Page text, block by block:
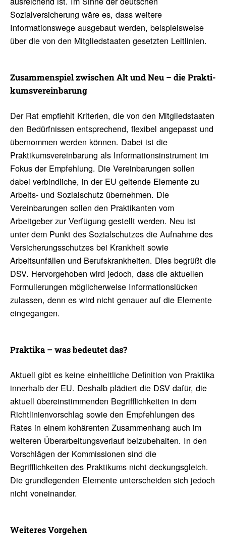
Sozialversicherung wäre es, dass weitere
Informationswege ausgebaut werden, beispielsweise
über die von den Mitgliedstaaten gesetzten Leitlinien.
Zusam­men­spiel zwischen Alt und Neu – die Prak­ti­
kums­ver­ein­ba­rung
Der Rat empfiehlt Kriterien, die von den Mitgliedstaaten
den Bedürfnissen entsprechend, flexibel angepasst und
übernommen werden können. Dabei ist die
Praktikumsvereinbarung als Informationsinstrument im
Fokus der Empfehlung. Die Vereinbarungen sollen
dabei verbindliche, in der EU geltende Elemente zu
Arbeits- und Sozialschutz übernehmen. Die
Vereinbarungen sollen den Praktikanten vom
Arbeitgeber zur Verfügung gestellt werden. Neu ist
unter dem Punkt des Sozialschutzes die Aufnahme des
Versicherungsschutzes bei Krankheit sowie
Arbeitsunfällen und Berufskrankheiten. Dies begrüßt die
DSV. Hervorgehoben wird jedoch, dass die aktuellen
Formulierungen möglicherweise Informationslücken
zulassen, denn es wird nicht genauer auf die Elemente
eingegangen.
Prak­tika – was bedeutet das?
Aktuell gibt es keine einheitliche Definition von Praktika
innerhalb der EU. Deshalb plädiert die DSV dafür, die
aktuell übereinstimmenden Begrifflichkeiten in dem
Richtlinienvorschlag sowie den Empfehlungen des
Rates in einem kohärenten Zusammenhang auch im
weiteren Überarbeitungsverlauf beizubehalten. In den
Vorschlägen der Kommissionen sind die
Begrifflichkeiten des Praktikums nicht deckungsgleich.
Die grundlegenden Elemente unterscheiden sich jedoch
nicht voneinander.
Weiteres Vorgehen